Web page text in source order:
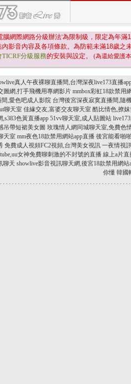
腦網際網路分級辦法'為限制級，限定為年滿
內影音內容及各項條款。為防範未滿18歲之
TICRF分級服務的安裝與設定。 (為還給愛護
真人午夜裸聊直播間,台灣深夜live173直播
圖網,打手飛機用專網影片 mmbox彩虹18款禁用
,愛色吧成人影院 台灣後宮深夜寂寞直播間,隨
聊天室 佳緣交友,富婆交友聊天室 酷比情色,撩
色黃直播app 51vv聊天室,成人貼圖站
吊帶短裙美女圖 玫瑰情人網同城聊天室,免費色
天室 mm夜色18款禁用網站app直播 後宮能看啪
免費成人視頻FC2視頻,台灣美女視訊 一夜情視
女神免費聊刺激的不封號的直播 線上a片
聊天 showlive影音視訊聊天網,後宮18款禁用網站
你懂 韓國
. . . . . . . . . . . . . . . . . . . . . . . . . . . . . . . . . . . . . . . . . . . .